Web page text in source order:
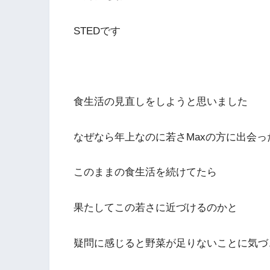
STEDです
食生活の見直しをしようと思いました
なぜなら年上なのに若さMaxの方に出会っ
このままの食生活を続けてたら
果たしてこの若さに近づけるのかと
疑問に感じると野菜が足りないことに気づ